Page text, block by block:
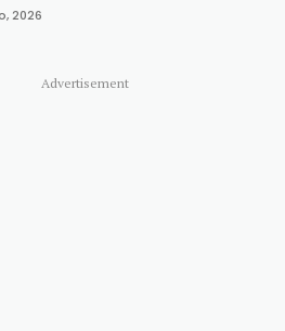
2026
Advertisement